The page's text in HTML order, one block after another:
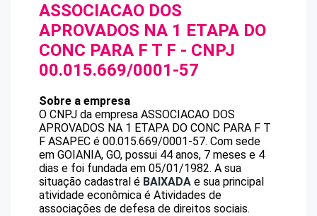
ASSOCIACAO DOS
APROVADOS NA 1 ETAPA DO
CONC PARA F T F - CNPJ
00.015.669/0001-57
Sobre a empresa
O CNPJ da empresa ASSOCIACAO DOS
APROVADOS NA 1 ETAPA DO CONC PARA F T
F ASAPEC é 00.015.669/0001-57. Com sede
em GOIANIA, GO, possui 44 anos, 7 meses e 4
dias e foi fundada em 05/01/1982. A sua
situação cadastral é BAIXADA e sua principal
atividade econômica é Atividades de
associações de defesa de direitos sociais.